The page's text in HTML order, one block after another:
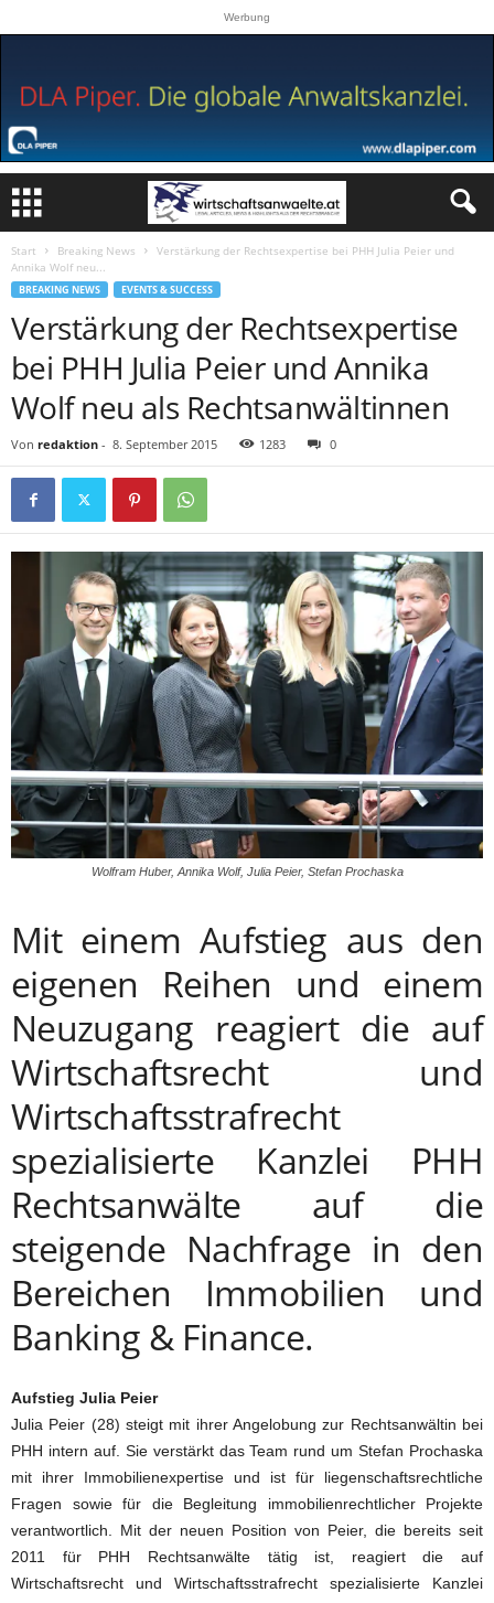
Werbung
Start Breaking News
Verstärkung der Rechtsexpertise bei PHH Julia Peier und
Annika Wolf neu...
BREAKING NEWS EVENTS & SUCCESS
Verstärkung der Rechtsexpertise
bei PHH Julia Peier und Annika
Wolf neu als Rechtsanwältinnen
Von redaktion - 8. September 2015 1283 0
Wolfram Huber, Annika Wolf, Julia Peier, Stefan Prochaska
Mit einem Aufstieg aus den
eigenen Reihen und einem
Neuzugang reagiert die auf
Wirtschaftsrecht und
Wirtschaftsstrafrecht
spezialisierte Kanzlei PHH
Rechtsanwälte auf die
steigende Nachfrage in den
Bereichen Immobilien und
Banking & Finance.
Aufstieg Julia Peier
Julia Peier (28) steigt mit ihrer Angelobung zur Rechtsanwältin bei
PHH intern auf. Sie verstärkt das Team rund um Stefan Prochaska
mit ihrer Immobilienexpertise und ist für liegenschaftsrechtliche
Fragen sowie für die Begleitung immobilienrechtlicher Projekte
verantwortlich. Mit der neuen Position von Peier, die bereits seit
2011 für PHH Rechtsanwälte tätig ist, reagiert die auf
Wirtschaftsrecht und Wirtschaftsstrafrecht spezialisierte Kanzlei